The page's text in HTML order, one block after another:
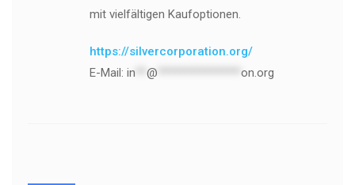
mit vielfältigen Kaufoptionen.
https://silvercorporation.org/
E-Mail: in @ on.org